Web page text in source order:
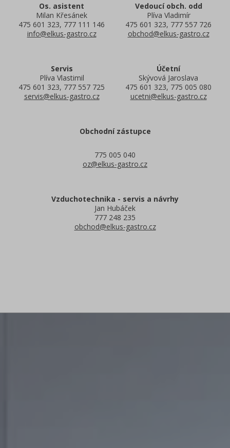
Os. asistent
Milan Křesánek
475 601 323, 777 111 146
info@elkus-gastro.cz
Vedoucí obch. odd
Plíva Vladimír
475 601 323, 777 557 726
obchod@elkus-gastro.cz
Servis
Plíva Vlastimil
475 601 323, 777 557 725
servis@elkus-gastro.cz
Účetní
Skývová Jaroslava
475 601 323, 775 005 080
ucetni@elkus-gastro.cz
Obchodní zástupce
775 005 040
oz@elkus-gastro.cz
Vzduchotechnika - servis a návrhy
Jan Hubáček
777 248 235
obchod@elkus-gastro.cz